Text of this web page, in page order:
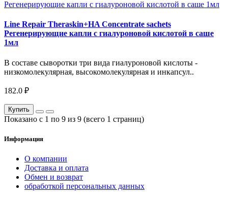
Line Repair Theraskin+HA Concentrate sachets
Регенерирующие капли с гиалуроновой кислотой в саше
1мл
В составе сыворотки три вида гиалуроновой кислоты -
низкомолекулярная, высокомолекулярная и инкапсул..
182.0 ₽
Купить
Показано с 1 по 9 из 9 (всего 1 страниц)
Информация
О компании
Доставка и оплата
Обмен и возврат
обработкой персональных данных